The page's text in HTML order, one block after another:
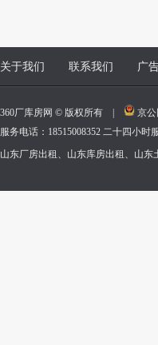
关于我们 联系我们 广
360厂库房网 © 版权所有 | 京公
服务电话：18515008352 二十四小时
山东厂房出租、山东库房出租、山东